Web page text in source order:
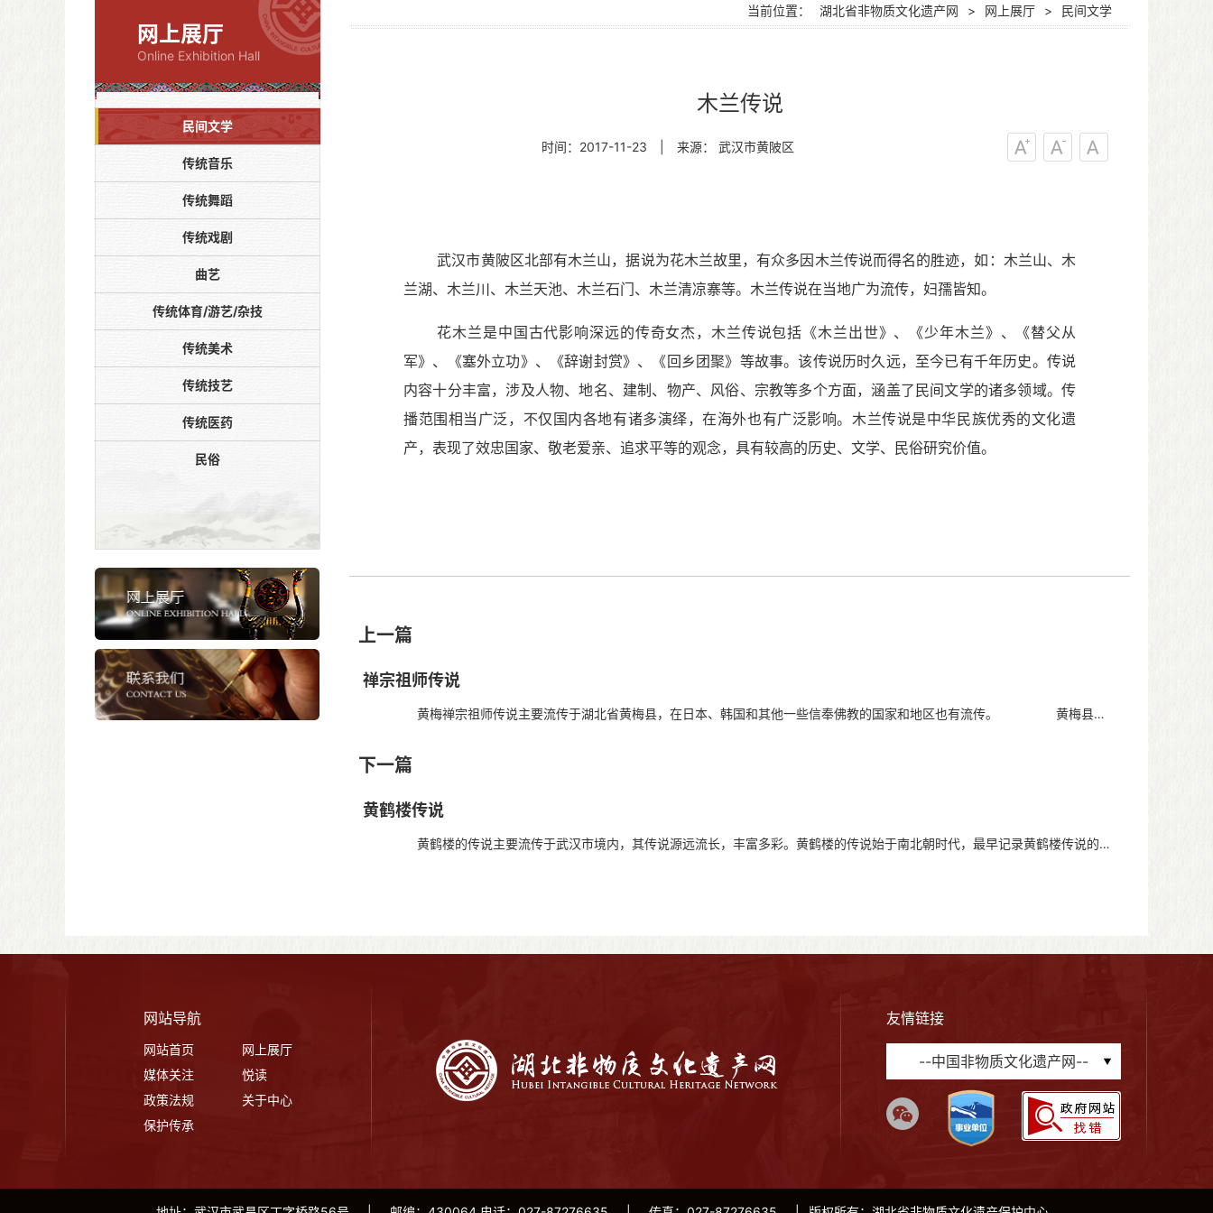
网上展厅
Online Exhibition Hall
民间文学
传统音乐
传统舞蹈
传统戏剧
曲艺
传统体育/游艺/杂技
传统美术
传统技艺
传统医药
民俗
当前位置： 湖北省非物质文化遗产网 > 网上展厅 > 民间文学
木兰传说
时间：2017-11-23 来源： 武汉市黄陂区
武汉市黄陂区北部有木兰山，据说为花木兰故里，有众多因木兰传说而得名的胜迹，如：木兰山、木
兰湖、木兰川、木兰天池、木兰石门、木兰清凉寨等。木兰传说在当地广为流传，妇孺皆知。
花木兰是中国古代影响深远的传奇女杰，木兰传说包括《木兰出世》、《少年木兰》、《替父从
军》、《塞外立功》、《辞谢封赏》、《回乡团聚》等故事。该传说历时久远，至今已有千年历史。传说
内容十分丰富，涉及人物、地名、建制、物产、风俗、宗教等多个方面，涵盖了民间文学的诸多领域。传
播范围相当广泛，不仅国内各地有诸多演绎，在海外也有广泛影响。木兰传说是中华民族优秀的文化遗
产，表现了效忠国家、敬老爱亲、追求平等的观念，具有较高的历史、文学、民俗研究价值。
上一篇
禅宗祖师传说
黄梅禅宗祖师传说主要流传于湖北省黄梅县，在日本、韩国和其他一些信奉佛教的国家和地区也有流传。 黄梅县是
下一篇
黄鹤楼传说
黄鹤楼的传说主要流传于武汉市境内，其传说源远流长，丰富多彩。黄鹤楼的传说始于南北朝时代，最早记录黄鹤楼传说的是
网站导航
网站首页
网上展厅
媒体关注
悦读
政策法规
关于中心
保护传承
友情链接
--中国非物质文化遗产网--